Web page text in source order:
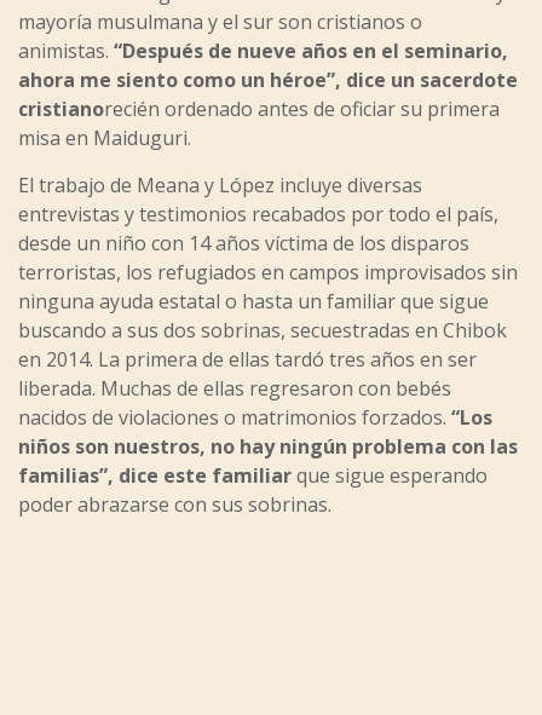
mayoría musulmana y el sur son cristianos o
animistas. “Después de nueve años en el seminario,
ahora me siento como un héroe”, dice un sacerdote
cristianorecién ordenado antes de oficiar su primera
misa en Maiduguri.
El trabajo de Meana y López incluye diversas
entrevistas y testimonios recabados por todo el país,
desde un niño con 14 años víctima de los disparos
terroristas, los refugiados en campos improvisados sin
ninguna ayuda estatal o hasta un familiar que sigue
buscando a sus dos sobrinas, secuestradas en Chibok
en 2014. La primera de ellas tardó tres años en ser
liberada. Muchas de ellas regresaron con bebés
nacidos de violaciones o matrimonios forzados. “Los
niños son nuestros, no hay ningún problema con las
familias”, dice este familiarque sigue esperando
poder abrazarse con sus sobrinas.